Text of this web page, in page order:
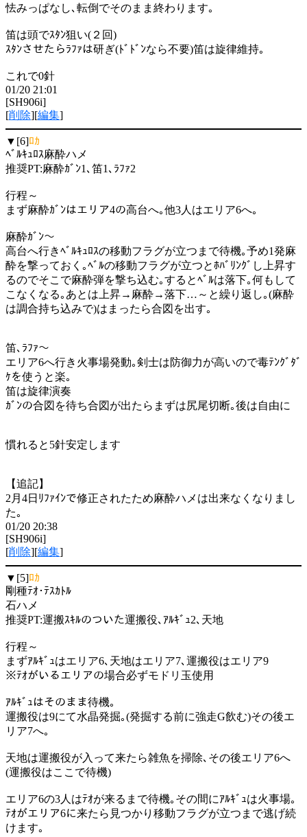
怯みっぱなし､転倒でそのまま終わります｡
笛は頭でｽﾀﾝ狙い(２回)
ｽﾀﾝさせたらﾗﾌｧは研ぎ(ﾄﾞﾄﾞﾝなら不要)笛は旋律維持｡
これで0針
01/20 21:01
[SH906i]
[削除][編集]
▼[6]ﾛｶ
ﾍﾞﾙｷｭﾛｽ麻酔ハメ
推奨PT:麻酔ｶﾞﾝ1､笛1､ﾗﾌｧ2
行程～
まず麻酔ｶﾞﾝはエリア4の高台へ｡他3人はエリア6へ｡
麻酔ｶﾞﾝ～
高台へ行きﾍﾞﾙｷｭﾛｽの移動フラグが立つまで待機｡予め1発麻
酔を撃っておく｡ﾍﾞﾙの移動フラグが立つとﾎﾊﾞﾘﾝｸﾞし上昇す
るのでそこで麻酔弾を撃ち込む｡するとﾍﾞﾙは落下｡何もして
こなくなる｡あとは上昇→麻酔→落下…～と繰り返し｡(麻酔
は調合持ち込みで)はまったら合図を出す｡
笛､ﾗﾌｧ～
エリア6へ行き火事場発動｡剣士は防御力が高いので毒ﾃﾝｸﾞﾀﾞ
ｹを使うと楽｡
笛は旋律演奏
ｶﾞﾝの合図を待ち合図が出たらまずは尻尾切断｡後は自由に
慣れると5針安定します
【追記】
2月4日ﾘﾌｧｲﾝで修正されたため麻酔ハメは出来なくなりまし
た｡
01/20 20:38
[SH906i]
[削除][編集]
▼[5]ﾛｶ
剛種ﾃｵ･ﾃｽｶﾄﾙ
石ハメ
推奨PT:運搬ｽｷﾙのついた運搬役､ｱﾙｷﾞｭ2､天地
行程～
まずｱﾙｷﾞｭはエリア6､天地はエリア7､運搬役はエリア9
※ﾃｵがいるエリアの場合必ずモドリ玉使用
ｱﾙｷﾞｭはそのまま待機｡
運搬役は9にて水晶発掘｡(発掘する前に強走G飲む)その後エ
リア7へ｡
天地は運搬役が入って来たら雑魚を掃除､その後エリア6へ
(運搬役はここで待機)
エリア6の3人はﾃｵが来るまで待機｡その間にｱﾙｷﾞｭは火事場｡
ﾃｵがエリア6に来たら見つかり移動フラグが立つまで逃げ続
けます｡